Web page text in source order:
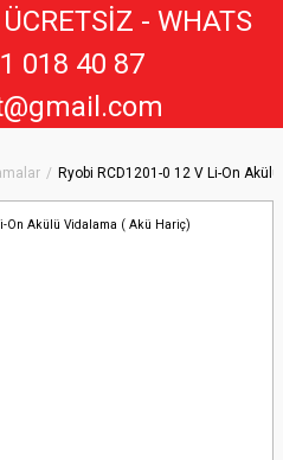
Ryobi RCD1201-0 12 V Li-On
- WHATS
018 40 87